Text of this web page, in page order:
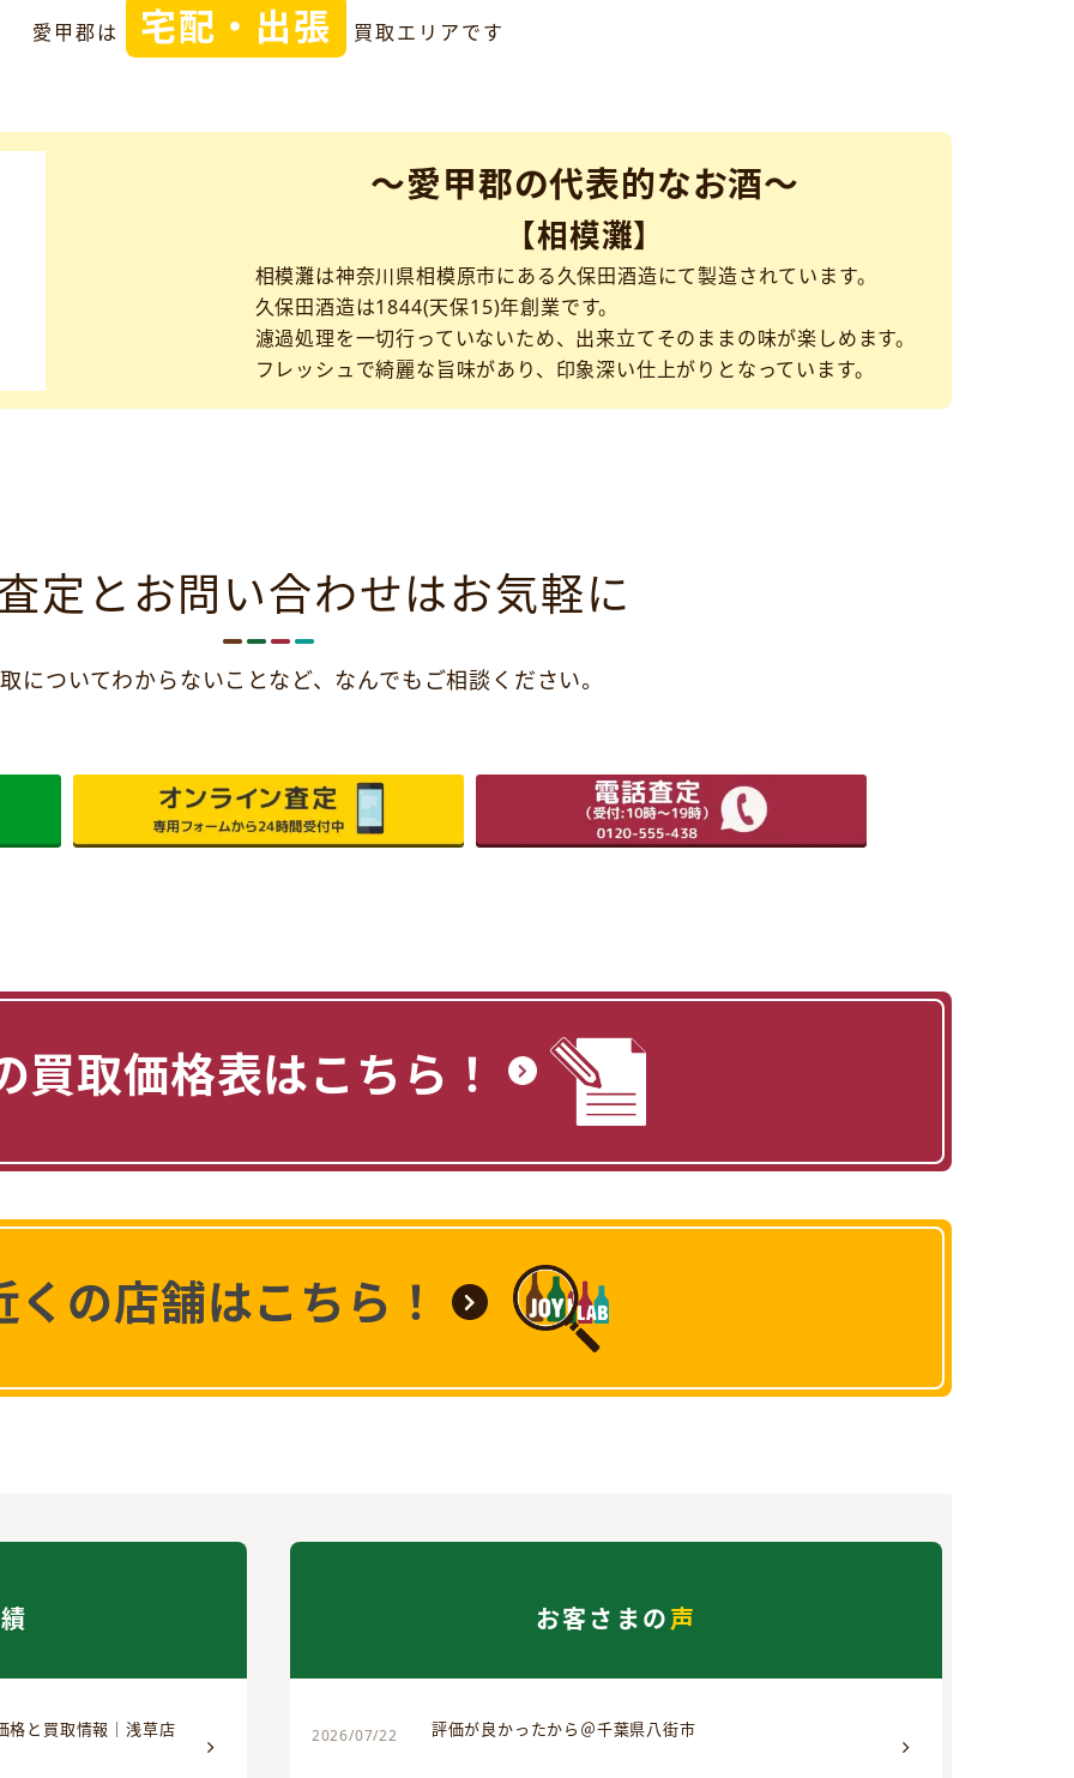
愛甲郡は 宅配・出張 買取エリアです
～愛甲郡の代表的なお酒～
【相模灘】
相模灘は神奈川県相模原市にある久保田酒造にて製造されています。
久保田酒造は1844(天保15)年創業です。
濾過処理を一切行っていないため、出来立てそのままの味が楽しめます。
フレッシュで綺麗な旨味があり、印象深い仕上がりとなっています。
定とお問い合わせはお気軽に
についてわからないことなど、 なんでもご相談ください。
買取価格表はこちら！
くの店舗はこちら！
格と買取情報｜浅草店
お客さまの声
2026/07/22 評価が良かったから＠千葉県八街市